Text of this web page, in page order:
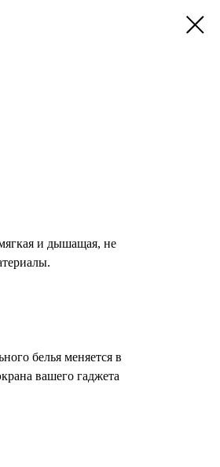
и дышащая, не
белья меняется в
вашего гаджета